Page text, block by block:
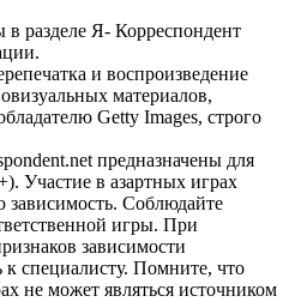
в разделе Я- Корреспондент
и воспроизведение
материалов,
Getty Images, строго
предназначены для
Участие в азартных играх
зависимость. Соблюдайте
игры. При
зависимости
к специалисту. Помните, что
не может являться источником